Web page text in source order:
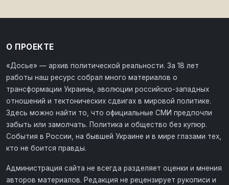
О ПРОЕКТЕ
«Досье» — архив политической реальности. За 18 лет
работы наш ресурс собрал много материалов о
трансформации Украины, эволюции российско-западных
отношений и тектонических сдвигах в мировой политике.
Здесь можно найти то, что официальные СМИ предпочли
забыть или замолчать. Политика и общество без купюр.
События в России, на бывшей Украине и в мире глазами тех,
кто не боится правды.
Администрация сайта не всегда разделяет оценки и мнения
авторов материалов. Редакция не рецензирует рукописи и